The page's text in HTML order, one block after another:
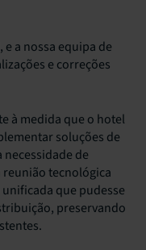
a nossa equipa de
e correções
à medida que o hotel
soluções de
de
tecnológica
que pudesse
preservando